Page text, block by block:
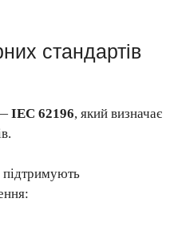
стандартів
IEC 62196, який визначає
підтримують